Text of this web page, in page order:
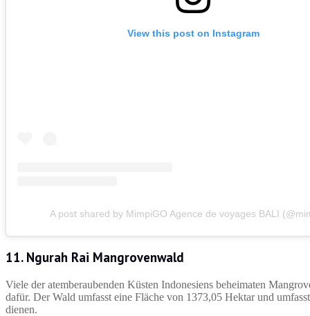
View this post on Instagram
A post shared by MimpiGO Agence de voyages BALI
11. Ngurah Rai Mangrovenwald
Viele der atemberaubenden Küsten Indonesiens beheimaten
dafür. Der Wald umfasst eine Fläche von 1373,05 Hektar und
dienen.